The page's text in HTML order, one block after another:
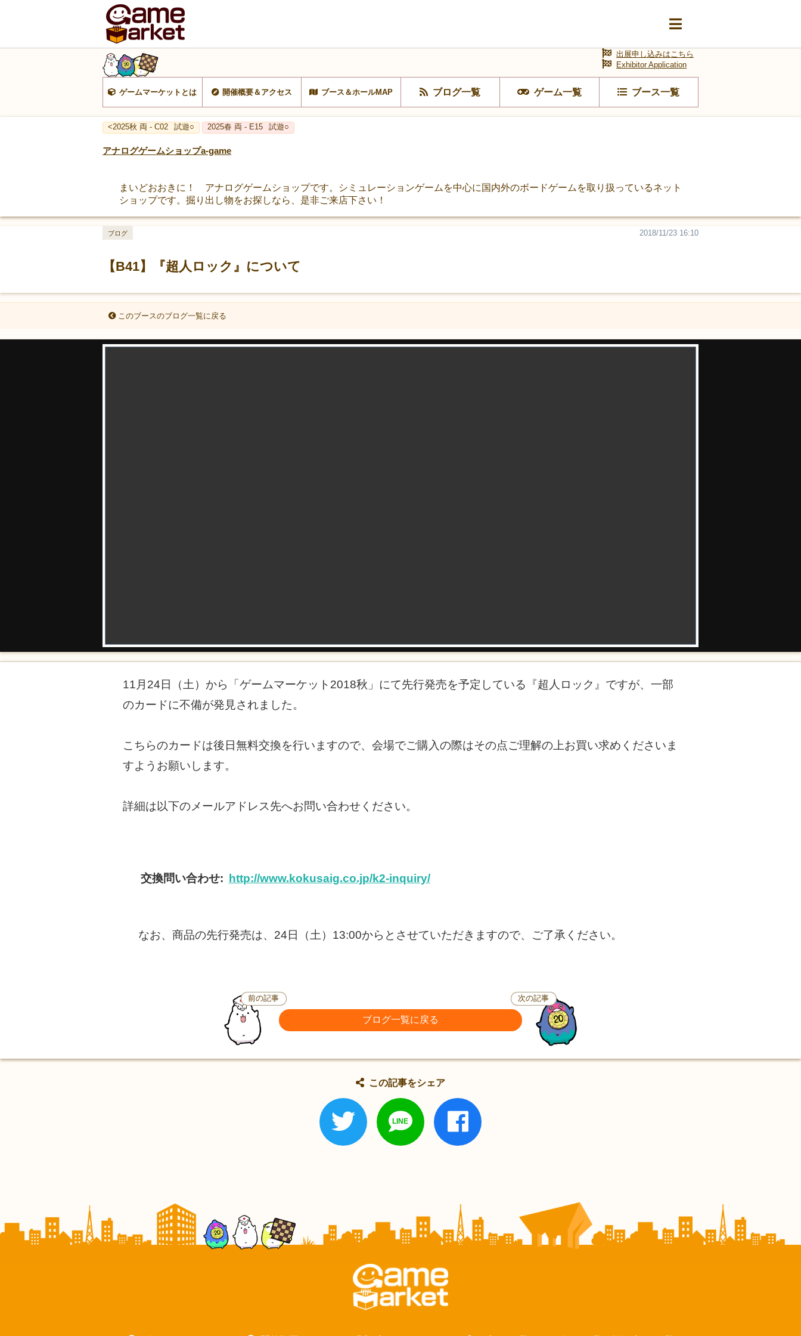
ゲームマーケットとは 開催概要＆アクセス ブース＆ホールMAP ブログ一覧 ゲーム一覧 ブース一覧
出展申し込みはこちら
Exhibitor Application
<2025秋 両 - C02 試遊○ 2025春 両 - E15 試遊○
アナログゲームショップa-game
まいどおおきに！ アナログゲームショップです。シミュレーションゲームを中心に国内外のボードゲームを取り扱っているネット
ショップです。掘り出し物をお探しなら、是非ご来店下さい！
【B41】『超人ロック』について
2018/11/23 16:10
ブログ
このブースのブログ一覧に戻る
11月24日（土）から「ゲームマーケット2018秋」にて先行発売を予定している『超人ロック』ですが、一部
のカードに不備が発見されました。
こちらのカードは後日無料交換を行いますので、会場でご購入の際はその点ご理解の上お買い求めくださいま
すようお願いします。
詳細は以下のメールアドレス先へお問い合わせください。
交換問い合わせ: http://www.kokusaig.co.jp/k2-inquiry/
なお、商品の先行発売は、24日（土）13:00からとさせていただきますので、ご了承ください。
前の記事
ブログ一覧に戻る
次の記事
この記事をシェア